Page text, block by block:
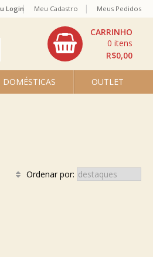
Login
OUTLET
R$0,00
0
Meu Cadastro Meus Pedidos
Ordenar por: